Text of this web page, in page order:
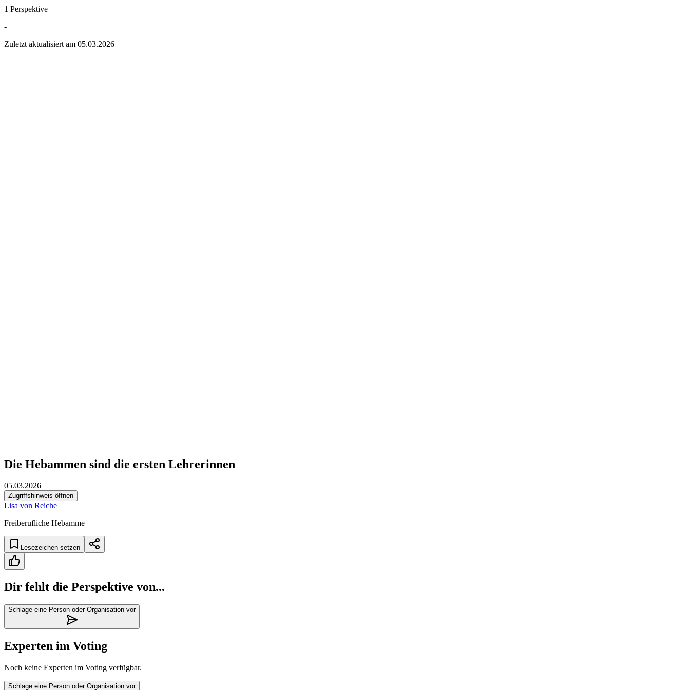
1 Perspektive
-
Zuletzt aktualisiert am 05.03.2026
Die Hebammen sind die ersten Lehrerinnen
05.03.2026
Zugriffshinweis öffnen
Lisa von Reiche
Freiberufliche Hebamme
Lesezeichen setzen
Dir fehlt die Perspektive von...
Schlage eine Person oder Organisation vor
Experten im Voting
Noch keine Experten im Voting verfügbar.
Schlage eine Person oder Organisation vor